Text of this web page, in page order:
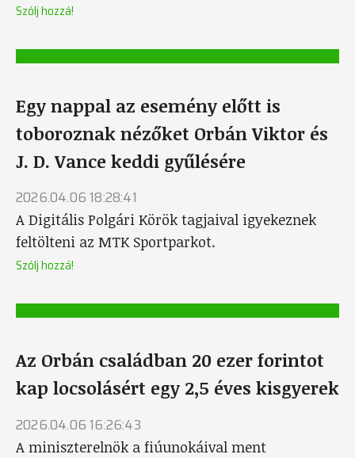
Szólj hozzá!
Egy nappal az esemény előtt is
toboroznak nézőket Orbán Viktor és
J. D. Vance keddi gyűlésére
2026.04.06 18:28:41
A Digitális Polgári Körök tagjaival igyekeznek
feltölteni az MTK Sportparkot.
Szólj hozzá!
Az Orbán családban 20 ezer forintot
kap locsolásért egy 2,5 éves kisgyerek
2026.04.06 16:26:43
A miniszterelnök a fiúunokáival ment